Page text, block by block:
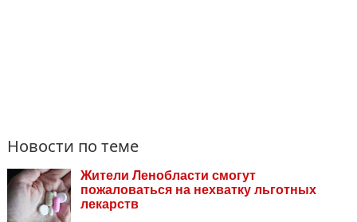
Новости по теме
Жители Ленобласти смогут
пожаловаться на нехватку льготных
лекарств